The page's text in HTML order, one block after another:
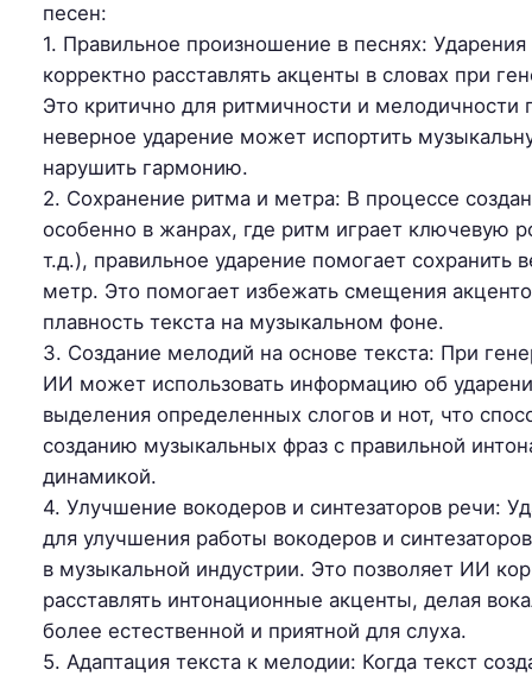
песен:
1. Правильное произношение в песнях:
корректно расставлять акценты в словах при
Это критично для ритмичности и мелодичности
неверное ударение может испортить
нарушить гармонию.
2. Сохранение ритма и метра: В процессе
особенно в жанрах, где ритм играет ключевую
т.д.), правильное ударение помогает сохранить
метр. Это помогает избежать смещения
плавность текста на музыкальном фоне.
3. Создание мелодий на основе текста: При
ИИ может использовать информацию об
выделения определенных слогов и нот, что
созданию музыкальных фраз с правильной
динамикой.
4. Улучшение вокодеров и синтезаторов речи:
для улучшения работы вокодеров и
в музыкальной индустрии. Это позволяет ИИ
расставлять интонационные акценты, делая
более естественной и приятной для слуха.
5. Адаптация текста к мелодии: Когда текст